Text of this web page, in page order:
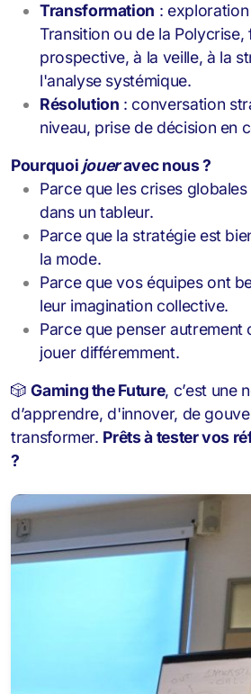
Transformation :
Transition ou de la Polycrise,
prospective, à la veille, à la
l'analyse systémique.
Résolution : conversation
niveau, prise de décision en
Pourquoi joueravec nous ?
Parce que les crises
dans un tableur.
Parce que la stratégie est
la mode.
Parce que vos équipes ont
leur imagination collective.
Parce que penser autrement
jouer différemment.
🎲Gaming the Future, c’est une
d’apprendre, d'innover, de
transformer. Prêts à tester vos
?